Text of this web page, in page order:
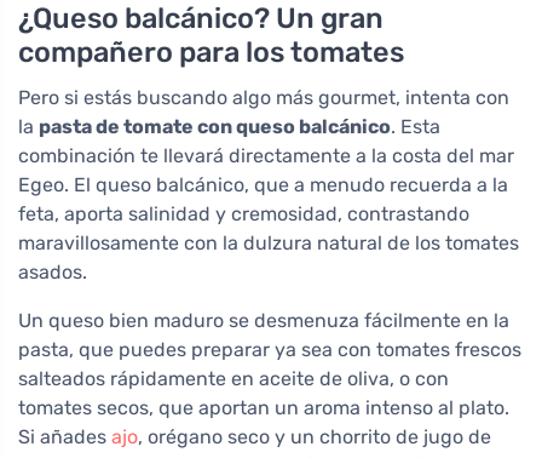
¿Queso balcánico? Un gran
compañero para los tomates
Pero si estás buscando algo más gourmet, intenta con
la pasta de tomate con queso balcánico. Esta
combinación te llevará directamente a la costa del mar
Egeo. El queso balcánico, que a menudo recuerda a la
feta, aporta salinidad y cremosidad, contrastando
maravillosamente con la dulzura natural de los tomates
asados.
Un queso bien maduro se desmenuza fácilmente en la
pasta, que puedes preparar ya sea con tomates frescos
salteados rápidamente en aceite de oliva, o con
tomates secos, que aportan un aroma intenso al plato.
Si añades ajo, orégano seco y un chorrito de jugo de